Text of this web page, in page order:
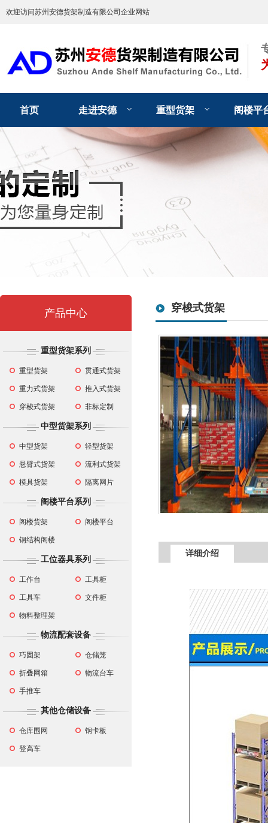
欢迎访问苏州安德货架制造有限公司企业网站
首页 走进安德 重型货架 阁楼平
产品中心
重型货架系列
重型货架 贯通式货架
重力式货架 推入式货架
穿梭式货架 非标定制
中型货架系列
中型货架 轻型货架
悬臂式货架 流利式货架
模具货架 隔离网片
阁楼平台系列
阁楼货架 阁楼平台
钢结构阁楼
工位器具系列
工作台 工具柜
工具车 文件柜
物料整理架
物流配套设备
巧固架 仓储笼
折叠网箱 物流台车
手推车
其他仓储设备
仓库围网 钢卡板
登高车
穿梭式货架
详细介绍